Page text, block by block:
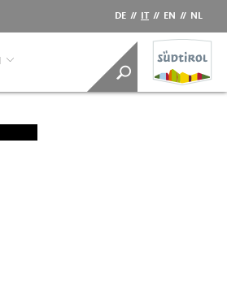
DE // IT // EN // NL